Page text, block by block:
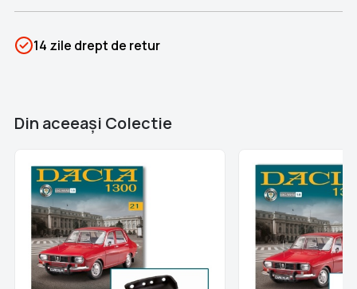
Categorii
Dacia 1300
14 zile drept de retur
Din aceeaşi Colectie